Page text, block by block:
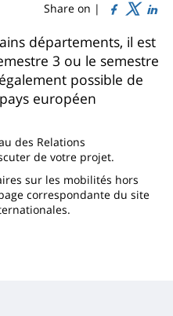
Share on |
départements, il est
3 ou le semestre
possible de
européen
des Relations
de votre projet.
sur les mobilités hors
correspondante du site